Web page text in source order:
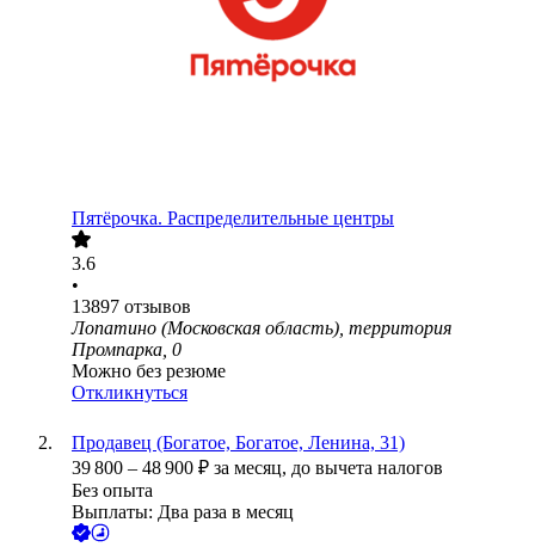
Пятёрочка. Распределительные центры
3.6
•
13897 отзывов
Лопатино (Московская область), территория
Промпарка, 0
Можно без резюме
Откликнуться
Продавец (Богатое, Богатое, Ленина, 31)
39 800 – 48 900 ₽ за месяц, до вычета налогов
Без опыта
Выплаты: Два раза в месяц